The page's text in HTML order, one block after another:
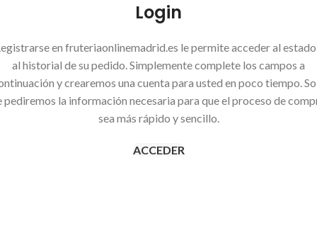
Login
en fruteriaonlinemadrid.es le permite acceder al
al historial de su pedido. Simplemente complete los campos a
y crearemos una cuenta para usted en poco tiempo.
pediremos la información necesaria para que el proceso de
sea más rápido y sencillo.
ACCEDER